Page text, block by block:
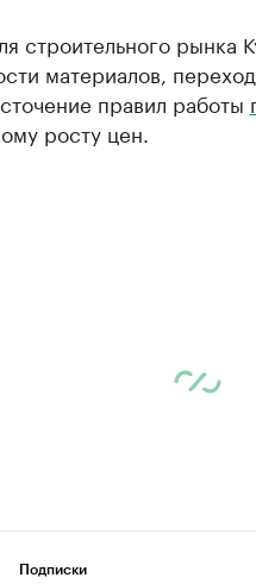
строительного рынка
материалов,
правил работы
росту цен.
Подписки